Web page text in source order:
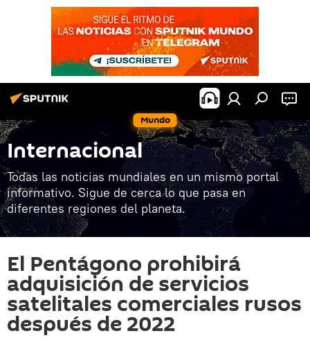
Mundo
Internacional
Todas las noticias mundiales en un mismo portal
informativo. Sigue de cerca lo que pasa en
diferentes regiones del planeta.
El Pentágono prohibirá
adquisición de servicios
satelitales comerciales rusos
después de 2022